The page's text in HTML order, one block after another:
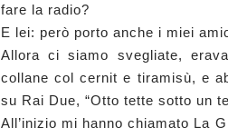
fare la radio?
E lei: però porto anche i miei
Allora ci siamo svegliate,
collane col cernit e tiramisù, e
su Rai Due, “Otto tette sotto un
All’inizio mi hanno chiamato La